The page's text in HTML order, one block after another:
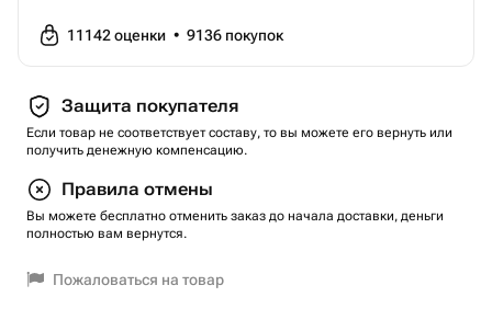
11142оценки • 9136 покупок
Защита покупателя
Если товар не соответствует составу, то вы можете его вернуть или
получить денежную компенсацию.
Правила отмены
Вы можете бесплатно отменить заказ до начала доставки, деньги
полностью вам вернутся.
Пожаловаться на товар